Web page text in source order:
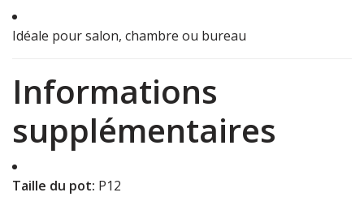
Idéale pour salon, chambre ou bureau
Informations
supplémentaires
Taille du pot: P12